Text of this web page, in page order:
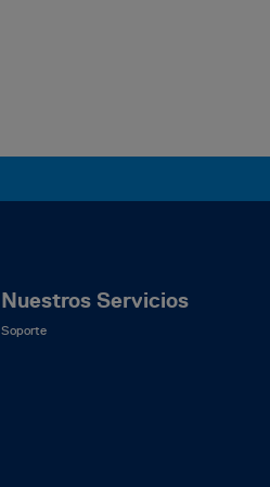
Nuestros Servicios
Soporte